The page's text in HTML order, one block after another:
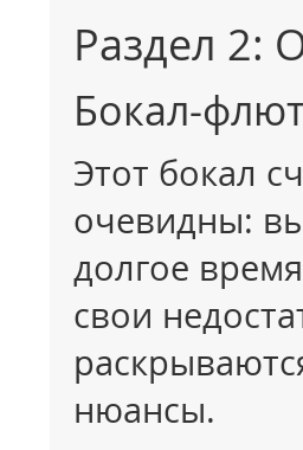
Раздел 2:
Бокал-
Этот бокал
очевидны:
долгое
свои
нюансы.